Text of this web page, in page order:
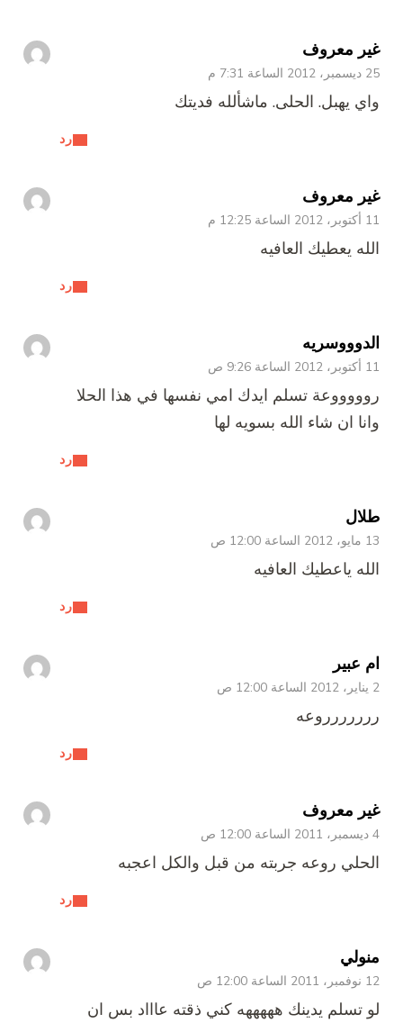
غير معروف
25 ديسمبر، 2012 الساعة 7:31 م
رد
واي يهبل. الحلى. ماشألله فديتك
غير معروف
11 أكتوبر، 2012 الساعة 12:25 م
رد
الله يعطيك العافيه
الدوووسريه
11 أكتوبر، 2012 الساعة 9:26 ص
رد
روووووعة تسلم ايدك امي نفسها في هذا الحلا
وانا ان شاء الله بسويه لها
طلال
13 مايو، 2012 الساعة 12:00 ص
رد
الله ياعطيك العافيه
ام عبير
2 يناير، 2012 الساعة 12:00 ص
رد
ررررررروعه
غير معروف
4 ديسمبر، 2011 الساعة 12:00 ص
رد
الحلي روعه جربته من قبل والكل اعجبه
منولي
12 نوفمبر، 2011 الساعة 12:00 ص
لو تسلم يدينك هههههه كني ذقته عاااد بس ان